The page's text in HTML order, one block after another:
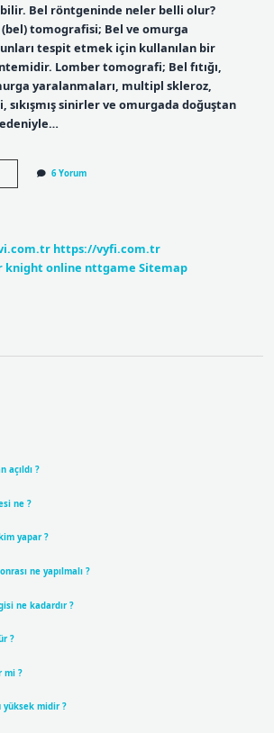
Bel röntgeninde neler belli olur?
tomografisi; Bel ve omurga
tespit etmek için kullanılan bir
Lomber tomografi; Bel fıtığı,
yaralanmaları, multipl skleroz,
sinirler ve omurgada doğuştan
6 Yorum
https://vyfi.com.tr
knight online nttgame Sitemap
açıldı ?
ne ?
yapar ?
ne yapılmalı ?
ne kadardır ?
?
mi ?
yüksek midir ?